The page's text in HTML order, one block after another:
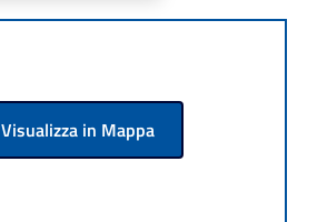
Visualizza in Mappa